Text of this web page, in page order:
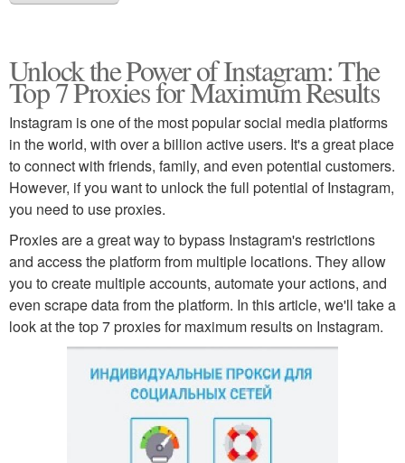
Unlock the Power of Instagram: The
Top 7 Proxies for Maximum Results
Instagram is one of the most popular social media platforms
in the world, with over a billion active users. It's a great place
to connect with friends, family, and even potential customers.
However, if you want to unlock the full potential of Instagram,
you need to use proxies.
Proxies are a great way to bypass Instagram's restrictions
and access the platform from multiple locations. They allow
you to create multiple accounts, automate your actions, and
even scrape data from the platform. In this article, we'll take a
look at the top 7 proxies for maximum results on Instagram.